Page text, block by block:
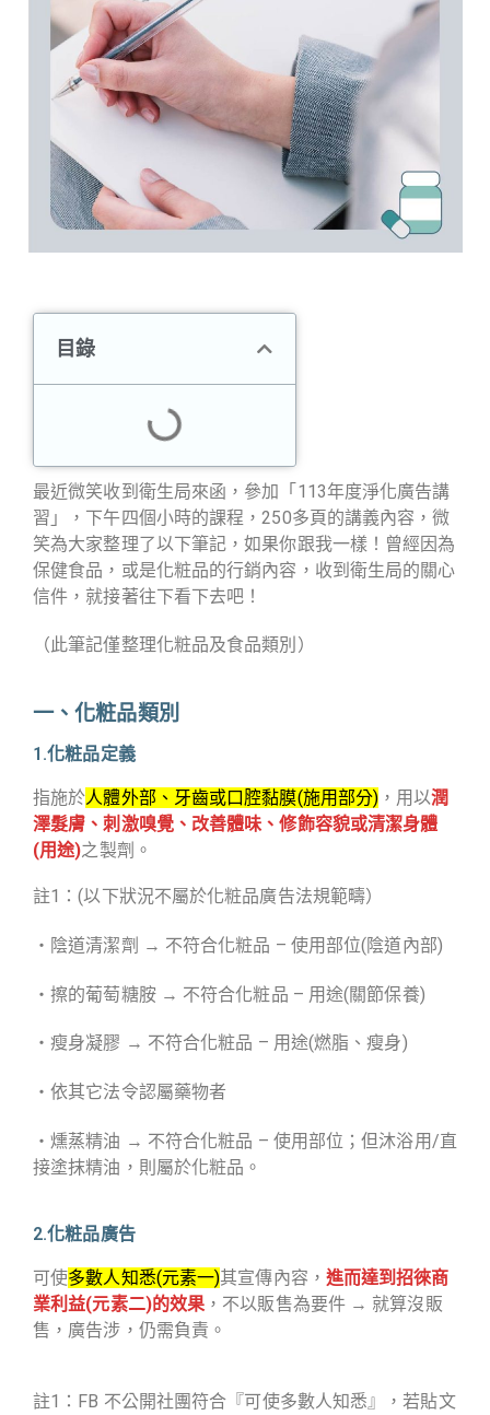
目錄
最近微笑收到衛生局來函，參加「 113年度淨化廣告講
習」，下午四個小時的課程，250多頁的講義內容，微
笑為大家整理了以下筆記，如果你跟我一樣！曾經因為
保健食品，或是化粧品的行銷內容，收到衛生局的關心
信件，就接著往下看下去吧！
（此筆記僅整理化粧品及食品類別）
一、化粧品類別
1.化粧品定義
指施於人體外部、牙齒或口腔黏膜(施用部分) ，用以潤
澤髮膚、刺激嗅覺、改善體味、修飾容貌或清潔身體
(用途)之製劑。
註1：(以下狀況不屬於化粧品廣告法規範疇）
・陰道清潔劑 → 不符合化粧品 – 使用部位(陰道內部)
・擦的葡萄糖胺 → 不符合化粧品 – 用途(關節保養)
・瘦身凝膠 → 不符合化粧品 – 用途(燃脂、瘦身)
・依其它法令認屬藥物者
・燻蒸精油 → 不符合化粧品 – 使用部位；但沐浴用/直
接塗抹精油，則屬於化粧品。
2.化粧品廣告
可使多數人知悉(元素一)其宣傳內容， 進而達到招徠商
業利益(元素二)的效果 ，不以販售為要件 → 就算沒販
售，廣告涉，仍需負責。
註1：FB 不公開社團符合『可使多數人知悉』，若貼文